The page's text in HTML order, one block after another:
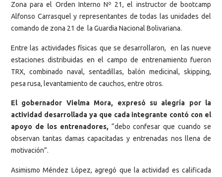
Zona para el Orden Interno Nº 21, el instructor de bootcamp
Alfonso Carrasquel y representantes de todas las unidades del
comando de zona 21 de la Guardia Nacional Bolivariana.
Entre las actividades físicas que se desarrollaron, en las nueve
estaciones distribuidas en el campo de entrenamiento fueron
TRX, combinado naval, sentadillas, balón medicinal, skipping,
pesa rusa, levantamiento de cauchos, entre otros.
El gobernador Vielma Mora, expresó su alegría por la
actividad desarrollada ya que cada integrante contó con el
apoyo de los entrenadores, “debo confesar que cuando se
observan tantas damas capacitadas y entrenadas nos llena de
motivación”.
Asimismo Méndez López, agregó que la actividad es calificada